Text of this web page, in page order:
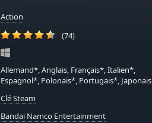
Action
(74)
Allemand*, Anglais, Français*, Italien*,
Espagnol*, Polonais*, Portugais*, Japonais
Clé Steam
Bandai Namco Entertainment